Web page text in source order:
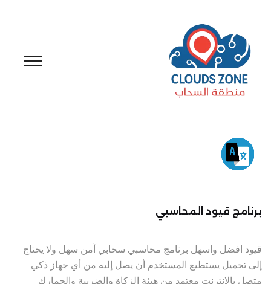
برنامج قيود المحاسبي
قيود افضل واسهل برنامج محاسبي سحابي آمن سهل ولا يحتاج
إلى تحميل يستطيع المستخدم أن يصل إليه من أي جهاز ذكي
متصل بالإنترنت معتمد من هيئة الزكاة والضريبة والجمارك